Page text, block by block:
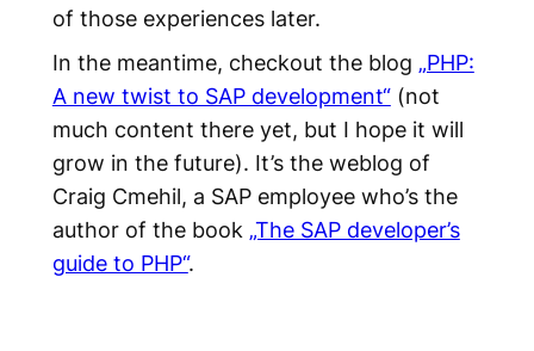
of those experiences later.
In the meantime, checkout the blog „PHP:
A new twist to SAP development“(not
much content there yet, but I hope it will
grow in the future). It’s the weblog of
Craig Cmehil, a SAP employee who’s the
author of the book „The SAP developer’s
guide to PHP“.